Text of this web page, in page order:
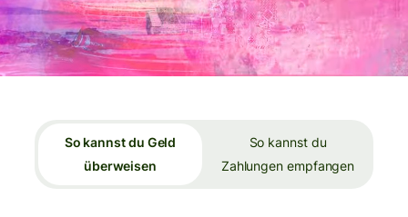
So kannst du Geld
überweisen
So kannst du
Zahlungen empfangen